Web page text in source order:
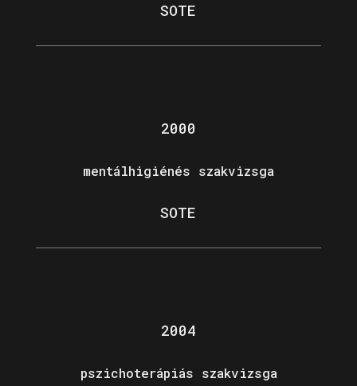
SOTE
2000
mentálhigiénés szakvizsga
SOTE
2004
pszichoterápiás szakvizsga